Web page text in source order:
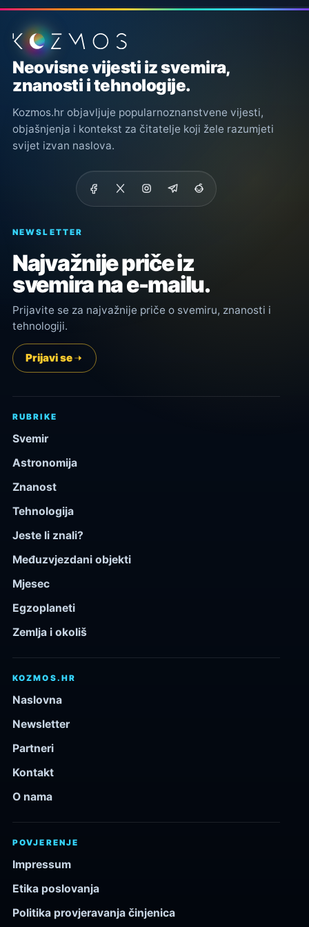
Podnožje stranice
Neovisne vijesti iz svemira,
znanosti i tehnologije.
Kozmos.hr objavljuje popularnoznanstvene vijesti,
objašnjenja i kontekst za čitatelje koji žele razumjeti
svijet izvan naslova.
NEWSLETTER
Najvažnije priče iz
svemira na e-mailu.
Prijavite se za najvažnije priče o svemiru, znanosti i
tehnologiji.
Prijavi se
RUBRIKE
Svemir
Astronomija
Znanost
Tehnologija
Jeste li znali?
Međuzvjezdani objekti
Mjesec
Egzoplaneti
Zemlja i okoliš
KOZMOS.HR
Naslovna
Newsletter
Partneri
Kontakt
O nama
POVJERENJE
Impressum
Etika poslovanja
Politika provjeravanja činjenica